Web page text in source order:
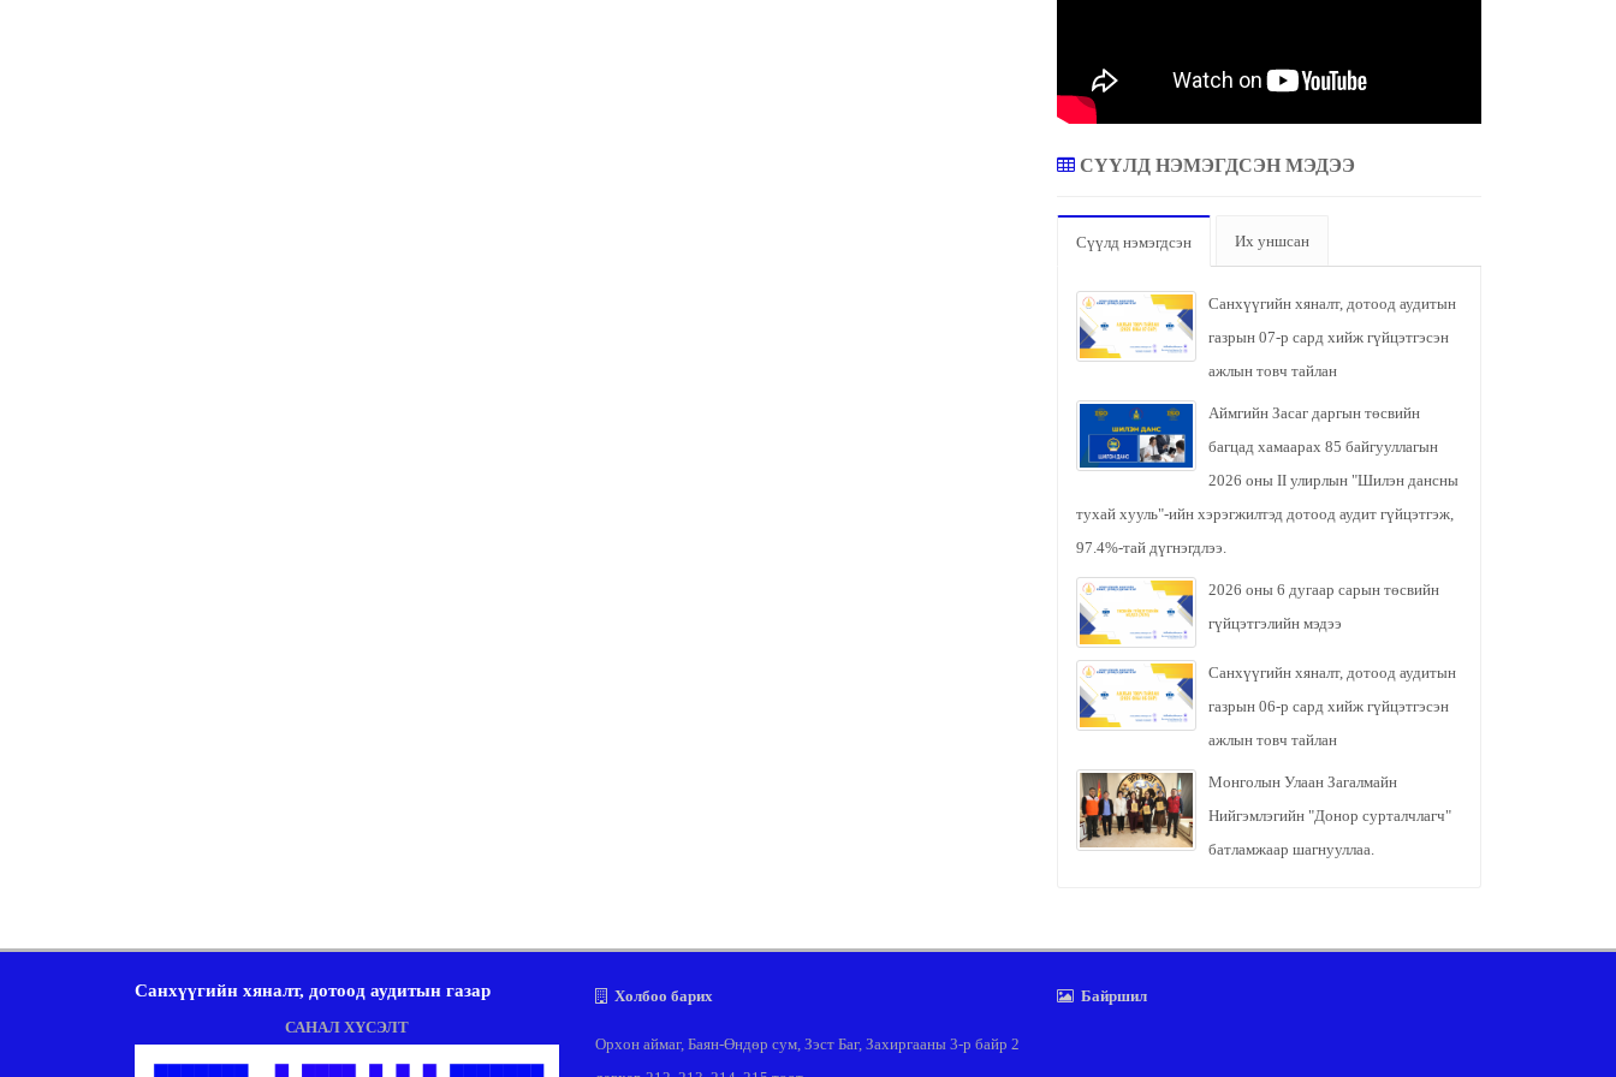
СҮҮЛД НЭМЭГДСЭН МЭДЭЭ
Сүүлд нэмэгдсэн Их уншсан
Санхүүгийн хяналт, дотоод аудитын
газрын 07-р сард хийж гүйцэтгэсэн
ажлын товч тайлан
Аймгийн Засаг даргын төсвийн
багцад хамаарах 85 байгууллагын
2026 оны II улирлын "Шилэн дансны
тухай хууль"-ийн хэрэгжилтэд дотоод аудит гүйцэтгэж,
97.4%-тай дүгнэгдлээ.
2026 оны 6 дугаар сарын төсвийн
гүйцэтгэлийн мэдээ
Санхүүгийн хяналт, дотоод аудитын
газрын 06-р сард хийж гүйцэтгэсэн
ажлын товч тайлан
Монголын Улаан Загалмайн
Нийгэмлэгийн "Донор сурталчлагч"
батламжаар шагнууллаа.
Санхүүгийн хяналт, дотоод аудитын газар
САНАЛ ХҮСЭЛТ
Холбоо барих
Орхон аймаг, Баян-Өндөр сум, Зэст Баг, Захиргааны 3-р байр 2
Байршил